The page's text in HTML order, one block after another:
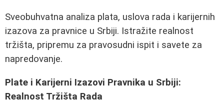
Sveobuhvatna analiza plata, uslova rada i karijernih
izazova za pravnice u Srbiji. Istražite realnost
tržišta, pripremu za pravosudni ispit i savete za
napredovanje.
Plate i Karijerni Izazovi Pravnika u Srbiji:
Realnost Tržišta Rada